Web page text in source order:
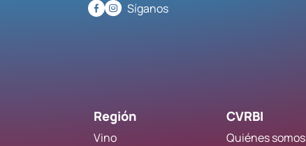
Síganos
Región
Vino
CVRBI
Quiénes somos